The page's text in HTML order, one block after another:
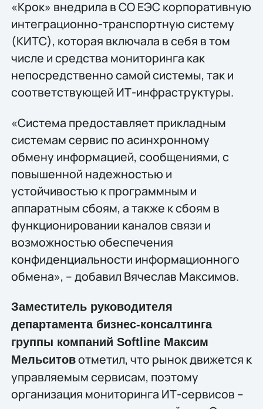
«Крок» внедрила в СО ЕЭС корпоративную
интеграционно-транспортную систему
(КИТС), которая включала в себя в том
числе и средства мониторинга как
непосредственно самой системы, так и
соответствующей ИТ-инфраструктуры.
«Система предоставляет прикладным
системам сервис по асинхронному
обмену информацией, сообщениями, с
повышенной надежностью и
устойчивостью к программным и
аппаратным сбоям, а также к сбоям в
функционировании каналов связи и
возможностью обеспечения
конфиденциальности информационного
обмена», – добавил Вячеслав Максимов.
Заместитель руководителя
департамента бизнес-консалтинга
группы компаний Softline Максим
Мельситовотметил, что рынок движется к
управляемым сервисам, поэтому
организация мониторинга ИТ-сервисов –